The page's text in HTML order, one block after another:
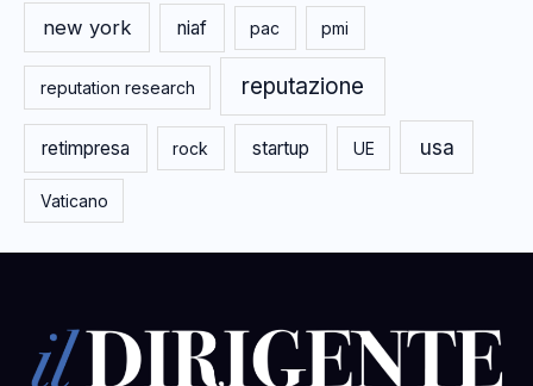
new york niaf pac pmi
reputation research reputazione
retimpresa rock startup UE usa
Vaticano